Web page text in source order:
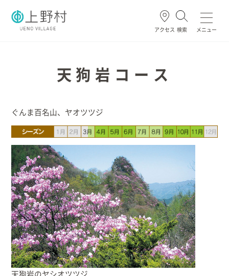
アクセス 検索 メニュー
ごみ・資源 住民票・戸籍
ホーム
暮らし/手続き
健康/医療/福祉
出産/子育て
天狗岩コース
ぐんま百名山、ヤオツツジ
天狗岩のヤシオツツジ